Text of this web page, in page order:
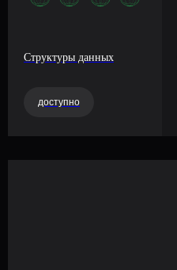
Структуры данных
доступно